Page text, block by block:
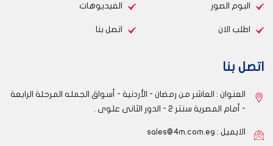
البوم الصور الفيديوهات
اطلب الان اتصل بنا
اتصل بنا
العنوان : العاشر من رمضان - الأردنية - أسواق الجمله المرحلة الرابعة
- أمام المصرية سنتر 2 - الدور الثانى علوى .
الايميل :sales@4m.com.eg